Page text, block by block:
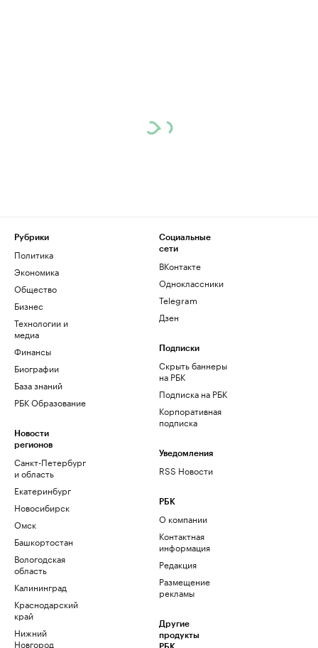
Рубрики
Политика
Экономика
Общество
Бизнес
Технологии и
медиа
Финансы
Биографии
База знаний
РБК Образование
Новости
регионов
Санкт-Петербург
и область
Екатеринбург
Новосибирск
Омск
Башкортостан
Вологодская
область
Калининград
Краснодарский
край
Нижний
Новгород
Социальные
сети
ВКонтакте
Одноклассники
Telegram
Дзен
Подписки
Скрыть баннеры
на РБК
Подписка на РБК
Корпоративная
подписка
Уведомления
RSS Новости
РБК
О компании
Контактная
информация
Редакция
Размещение
рекламы
Другие
продукты